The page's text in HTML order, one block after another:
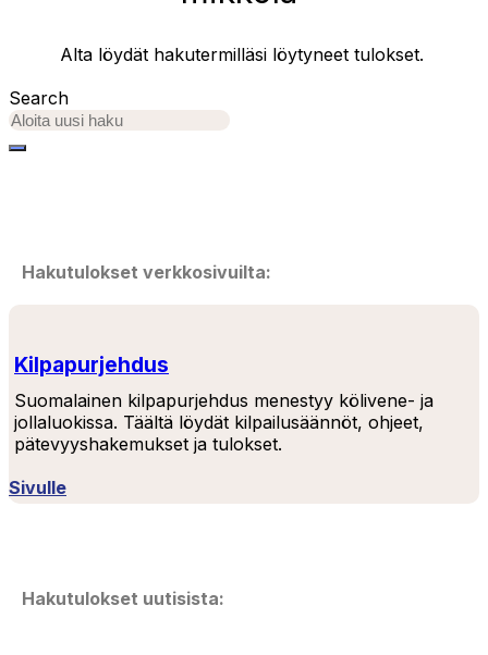
Alta löydät hakutermilläsi löytyneet tulokset.
Search
Hakutulokset verkkosivuilta:
Kilpapurjehdus
Suomalainen kilpapurjehdus menestyy kölivene- ja
jollaluokissa. Täältä löydät kilpailusäännöt, ohjeet,
pätevyyshakemukset ja tulokset.
Sivulle
Hakutulokset uutisista: